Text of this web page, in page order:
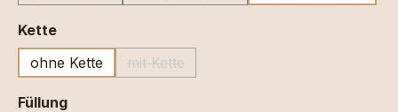
Ketteauswählen
ohne Kette
mit Kette
(Diese Option ist zurzeit nicht verfügbar.)
Füllungauswählen